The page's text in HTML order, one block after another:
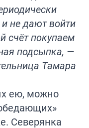
не дают войти
счёт покупаем
подсыпка, —
Тамара
ею, можно
Северянка